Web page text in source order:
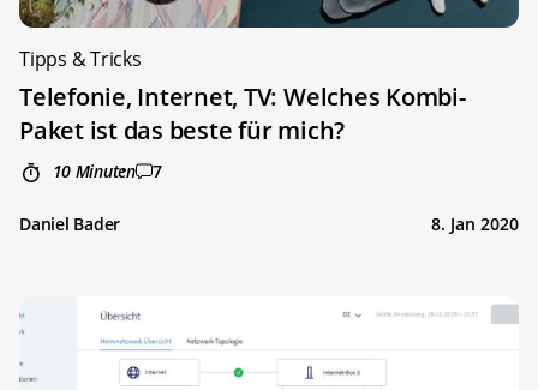
Tipps & Tricks
Telefonie, Internet, TV: Welches Kombi-
Paket ist das beste für mich?
10 Minuten 7
Daniel Bader 8. Jan 2020